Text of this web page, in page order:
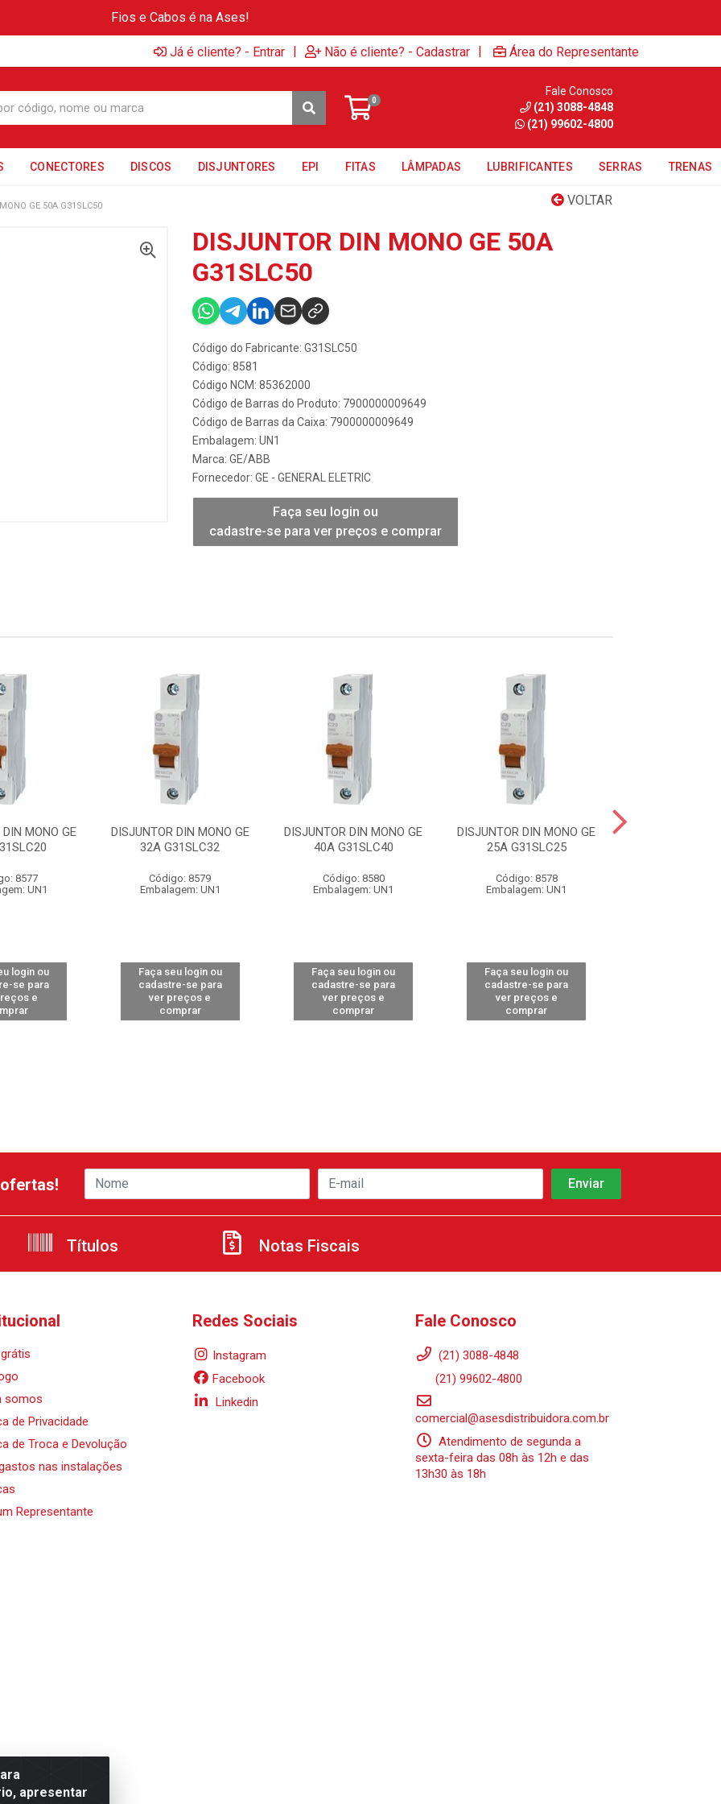
Fios e Cabos é na Ases!
Já é cliente? - Entrar | Não é cliente? - Cadastrar | Área do Representante
0
Fale Conosco
(21) 3088-4848
(21) 99602-4800
CONECTORES DISCOS DISJUNTORES EPI FITAS LÂMPADAS LUBRIFICANTES SERRAS TRENAS
VOLTAR
GE 50A G31SLC50
DISJUNTOR DIN MONO GE 50A
G31SLC50
Código do Fabricante: G31SLC50
Código: 8581
Código NCM: 85362000
Código de Barras do Produto: 7900000009649
Código de Barras da Caixa: 7900000009649
Embalagem: UN1
Marca: GE/ABB
Fornecedor: GE - GENERAL ELETRIC
Faça seu login ou
cadastre-se para ver preços e comprar
MONO GE
8577
UN1
login ou
se para
e
DISJUNTOR DIN MONO GE
32A G31SLC32
Código: 8579
Embalagem: UN1
Faça seu login ou
cadastre-se para
ver preços e
comprar
DISJUNTOR DIN MONO GE
40A G31SLC40
Código: 8580
Embalagem: UN1
Faça seu login ou
cadastre-se para
ver preços e
comprar
DISJUNTOR DIN MONO GE
25A G31SLC25
Código: 8578
Embalagem: UN1
Faça seu login ou
cadastre-se para
ver preços e
comprar
apresentar
Títulos Notas Fiscais
somos
de Privacidade
de Troca e Devolução
nas instalações
Representante
Redes Sociais
Instagram
Facebook
Linkedin
Fale Conosco
(21) 3088-4848
(21) 99602-4800
comercial@asesdistribuidora.com.br
Atendimento de segunda a
sexta-feira das 08h às 12h e das
13h30 às 18h